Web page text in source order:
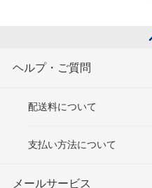
ヘルプ・ご質問
配送料について
支払い方法について
メールサービス